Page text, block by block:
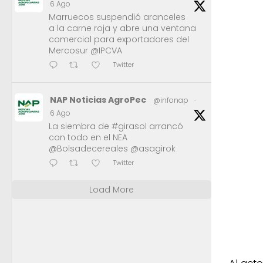
6 Ago
Marruecos suspendió aranceles
a la carne roja y abre una ventana
comercial para exportadores del
Mercosur @IPCVA
Twitter
NAP Noticias AgroPec @infonap
·
6 Ago
La siembra de #girasol arrancó
con todo en el NEA
@Bolsadecereales @asagirok
Twitter
Load More